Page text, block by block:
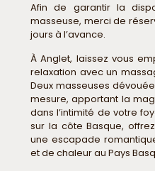
Afin de garantir la
masseuse, merci de
jours à l’avance.
À Anglet, laissez vous
relaxation avec un
Deux masseuses
mesure, apportant la
dans l’intimité de votre
sur la côte Basque,
une escapade
et de chaleur au Pays